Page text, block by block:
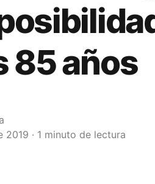
85 años
2019 · 1 minuto de lectura